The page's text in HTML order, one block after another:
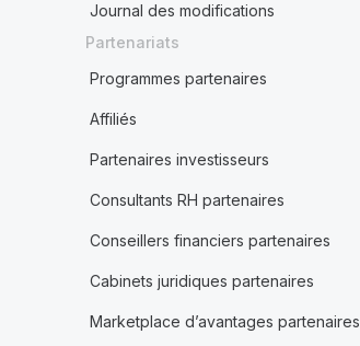
Journal des modifications
Partenariats
Programmes partenaires
Affiliés
Partenaires investisseurs
Consultants RH partenaires
Conseillers financiers partenaires
Cabinets juridiques partenaires
Marketplace d’avantages partenaires